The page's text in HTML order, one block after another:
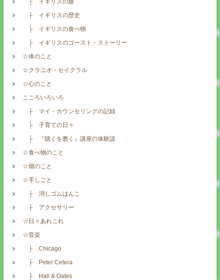
├ イギリスの旅
├ イギリスの歴史
├ イギリスの食べ物
├ イギリスのゴースト・ストーリー
☆体のこと
☆クラニオ・セイクラル
☆心のこと
こころいろいろ
├ マイ・カウンセリングの記録
├ 子育ての日々
├ 『聴くを磨く』講座の体験談
☆食べ物のこと
☆畑のこと
☆手しごと
├ 消しゴムはんこ
├ アクセサリー
☆日々あれこれ
☆音楽
├ Chicago
├ Peter Cetera
├ Hall & Oates